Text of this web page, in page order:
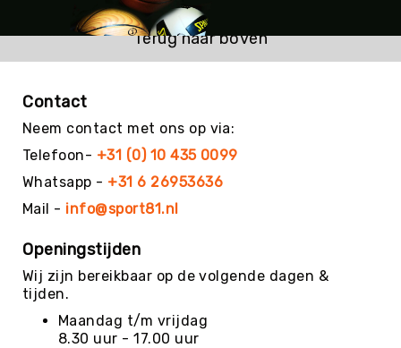
Mountainbiken
(MTB)
Pilates
Poull
Ball
Roundnet
Scouting/Outdoor
Slacklinen
Skate
Sporten
Terug naar boven
Contact
Neem contact met ons op via:
Telefoon- +31 (0) 10 435 0099
Whatsapp - +31 6 26953636
Mail - info@sport81.nl
Openingstijden
Wij zijn bereikbaar op de volgende dagen &
tijden.
Maandag t/m vrijdag
8.30 uur - 17.00 uur